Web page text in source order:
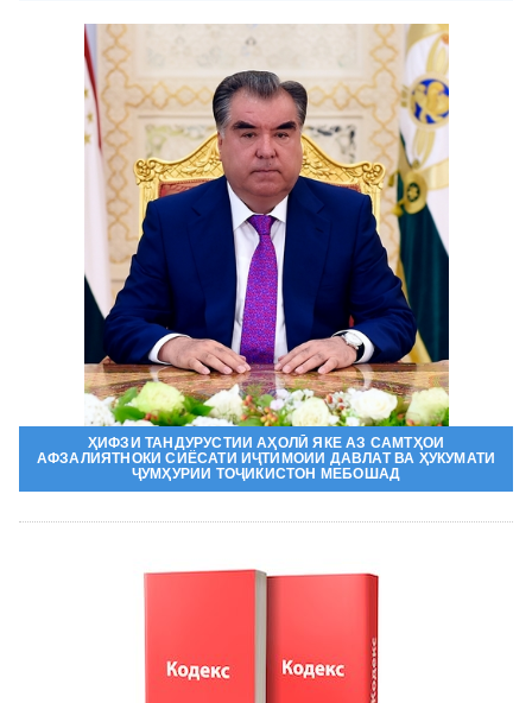
ҲИФЗИ ТАНДУРУСТИИ АҲОЛӢ ЯКЕ АЗ САМТҲОИ
АФЗАЛИЯТНОКИ СИЁСАТИ ИҶТИМОИИ ДАВЛАТ ВА ҲУКУМАТИ
ҶУМҲУРИИ ТОҶИКИСТОН МЕБОШАД